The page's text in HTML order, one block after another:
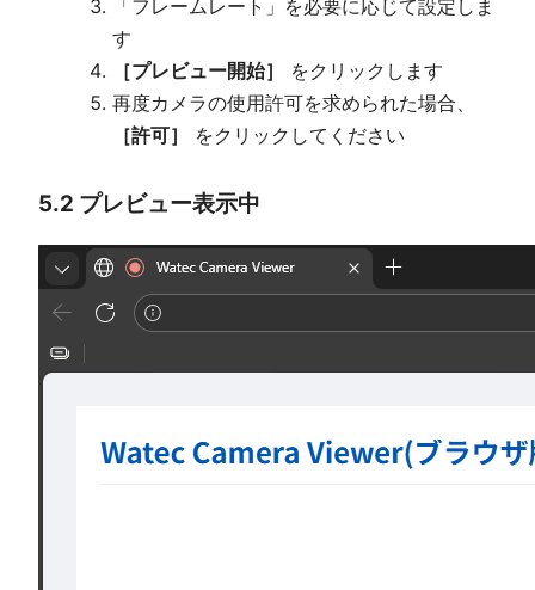
「フレームレート」を必要に応じて設定しま
す
［プレビュー開始］
をクリックします
再度カメラの使用許可を求められた場合、
［許可］
をクリックしてください
5.2 プレビュー表示中